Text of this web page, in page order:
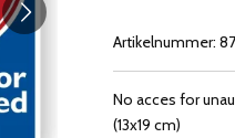
Artikelnummer:
No acces for
(13x19 cm)